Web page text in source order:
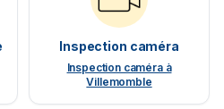
Inspection caméra
Inspection caméra à
Villemomble